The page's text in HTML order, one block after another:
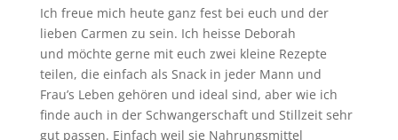
Ich freue mich heute ganz fest bei euch und der
lieben Carmen zu sein. Ich heisse Deborah
und möchte gerne mit euch zwei kleine Rezepte
teilen, die einfach als Snack in jeder Mann und
Frau’s Leben gehören und ideal sind, aber wie ich
finde auch in der Schwangerschaft und Stillzeit sehr
gut passen. Einfach weil sie Nahrungsmittel